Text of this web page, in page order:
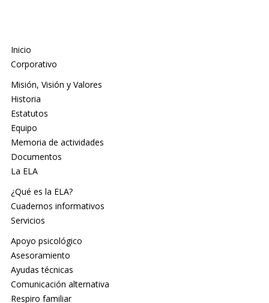
Inicio
Corporativo
Misión, Visión y Valores
Historia
Estatutos
Equipo
Memoria de actividades
Documentos
La ELA
¿Qué es la ELA?
Cuadernos informativos
Servicios
Apoyo psicológico
Asesoramiento
Ayudas técnicas
Comunicación alternativa
Respiro familiar